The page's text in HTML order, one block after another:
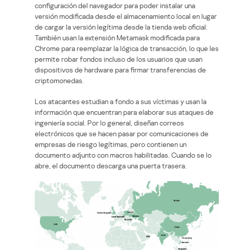
configuración del navegador para poder instalar una
versión modificada desde el almacenamiento local en lugar
de cargar la versión legítima desde la tienda web oficial.
También usan la extensión Metamask modificada para
Chrome para reemplazar la lógica de transacción, lo que les
permite robar fondos incluso de los usuarios que usan
dispositivos de hardware para firmar transferencias de
criptomonedas.
Los atacantes estudian a fondo a sus víctimas y usan la
información que encuentran para elaborar sus ataques de
ingeniería social. Por lo general, diseñan correos
electrónicos que se hacen pasar por comunicaciones de
empresas de riesgo legítimas, pero contienen un
documento adjunto con macros habilitadas. Cuando se lo
abre, el documento descarga una puerta trasera.